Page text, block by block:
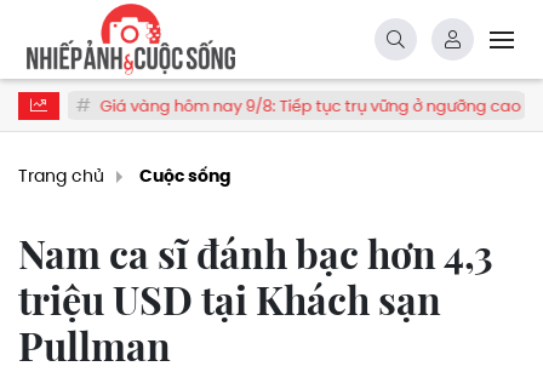
vàng hôm nay 9/8: Tiếp tục trụ vững ở ngưỡng cao Tăng
Trang chủ Cuộc sống
Nam ca sĩ đánh bạc hơn 4,3
triệu USD tại Khách sạn
Pullman